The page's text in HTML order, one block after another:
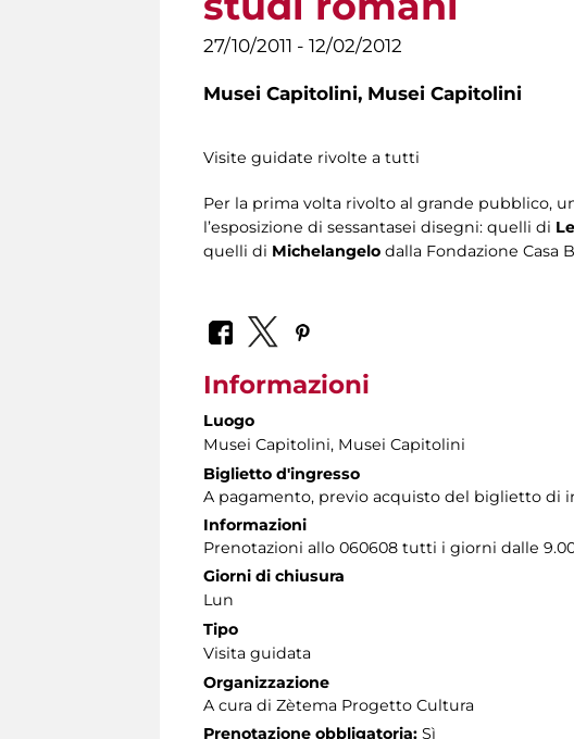
27/10/2011 - 12/02/2012
Musei Capitolini, Musei Capitolini
Visite guidate rivolte a tutti
Per la prima volta rivolto al grande pubblico,
l’esposizione di sessantasei disegni: quelli di
quelli di Michelangelo dalla Fondazione Casa
Informazioni
Luogo
Musei Capitolini, Musei Capitolini
Biglietto d'ingresso
A pagamento, previo acquisto del biglietto di
Informazioni
Prenotazioni allo 060608 tutti i giorni dalle 9.00
Giorni di chiusura
Lun
Tipo
Visita guidata
Organizzazione
A cura di Zètema Progetto Cultura
Prenotazione obbligatoria: Sì